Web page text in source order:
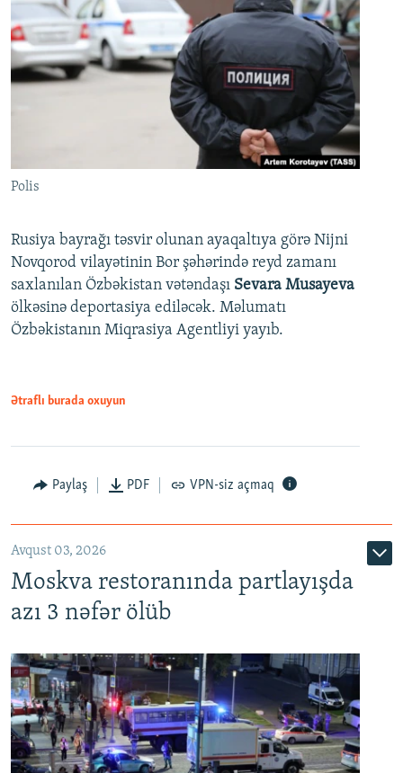
Polis
Rusiya bayrağı təsvir olunan ayaqaltıya görə Nijni
Novqorod vilayətinin Bor şəhərində reyd zamanı
saxlanılan Özbəkistan vətəndaşı Sevara Musayeva
ölkəsinə deportasiya ediləcək. Məlumatı
Özbəkistanın Miqrasiya Agentliyi yayıb.
Ətraflı burada oxuyun
Paylaş PDF VPN-siz açmaq
Avqust 03, 2026
Moskva restoranında partlayışda
azı 3 nəfər ölüb